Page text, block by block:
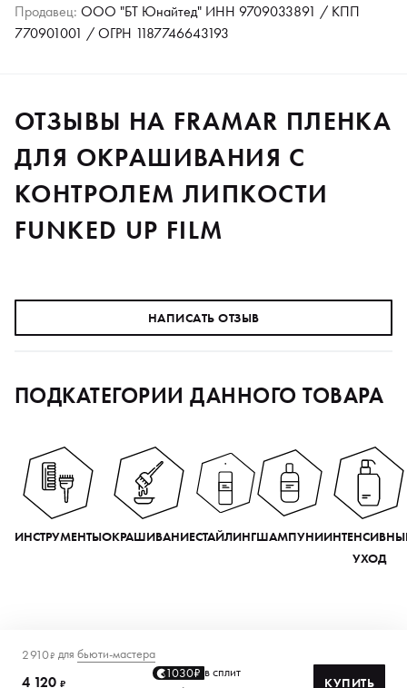
Продавец: ООО "БТ Юнайтед" ИНН 9709033891 / КПП
770901001 / ОГРН 1187746643193
ОТЗЫВЫ НА FRAMAR ПЛЕНКА
ДЛЯ ОКРАШИВАНИЯ С
КОНТРОЛЕМ ЛИПКОСТИ
FUNKED UP FILM
НАПИСАТЬ ОТЗЫВ
ПОДКАТЕГОРИИ ДАННОГО ТОВАРА
ИНСТРУМЕНТЫОКРАШИВАНИЕСТАЙЛИНГШАМПУНИ
УХОД
2 910₽ для бьюти-мастера
4 120 ₽
1030₽ в сплит
КУПИТЬ